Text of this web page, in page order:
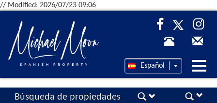
// Modified: 2026/07/23 09:06
Español
Búsqueda de propiedades